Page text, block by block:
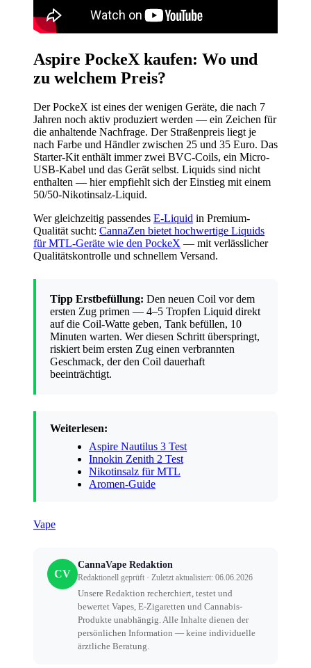
Aspire PockeX kaufen: Wo und
zu welchem Preis?
Der PockeX ist eines der wenigen Geräte, die nach 7
Jahren noch aktiv produziert werden — ein Zeichen für
die anhaltende Nachfrage. Der Straßenpreis liegt je
nach Farbe und Händler zwischen 25 und 35 Euro. Das
Starter-Kit enthält immer zwei BVC-Coils, ein Micro-
USB-Kabel und das Gerät selbst. Liquids sind nicht
enthalten — hier empfiehlt sich der Einstieg mit einem
50/50-Nikotinsalz-Liquid.
Wer gleichzeitig passendes E-Liquid in Premium-
Qualität sucht: CannaZen bietet hochwertige Liquids
für MTL-Geräte wie den PockeX — mit verlässlicher
Qualitätskontrolle und schnellem Versand.
Tipp Erstbefüllung: Den neuen Coil vor dem
ersten Zug primen — 4–5 Tropfen Liquid direkt
auf die Coil-Watte geben, Tank befüllen, 10
Minuten warten. Wer diesen Schritt überspringt,
riskiert beim ersten Zug einen verbrannten
Geschmack, der den Coil dauerhaft
beeinträchtigt.
Weiterlesen:
Aspire Nautilus 3 Test
Innokin Zenith 2 Test
Nikotinsalz für MTL
Aromen-Guide
Vape
CV
CannaVape Redaktion
Redaktionell geprüft · Zuletzt aktualisiert: 06.06.2026
Unsere Redaktion recherchiert, testet und
bewertet Vapes, E-Zigaretten und Cannabis-
Produkte unabhängig. Alle Inhalte dienen der
persönlichen Information — keine individuelle
ärztliche Beratung.